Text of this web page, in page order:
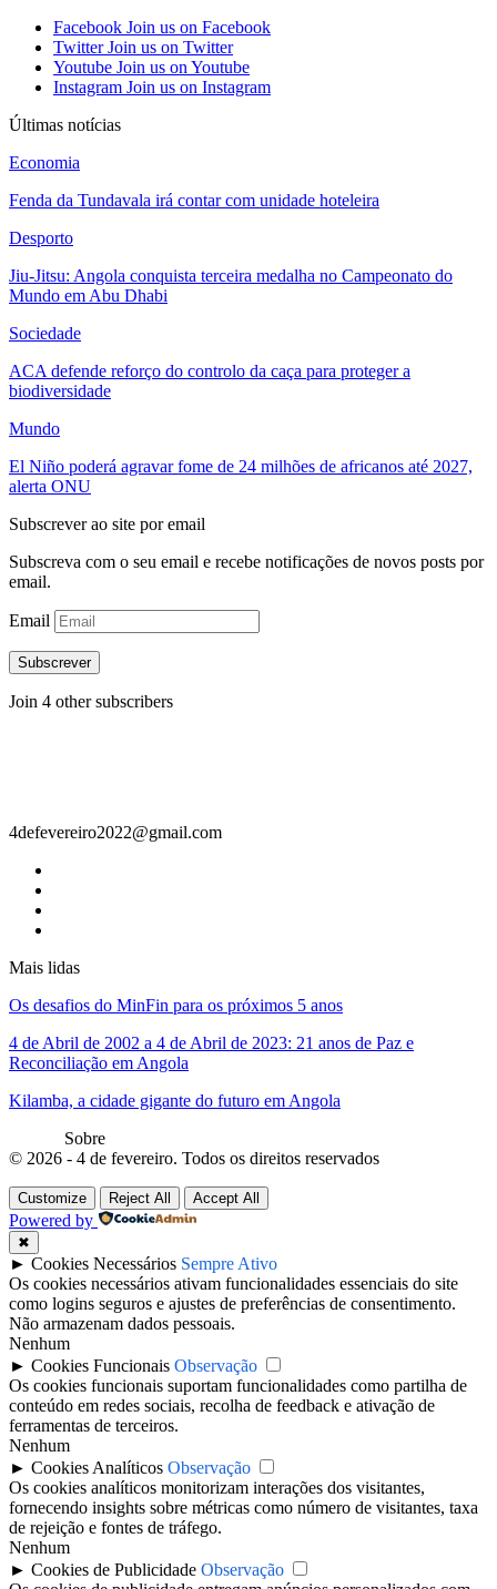
Facebook Join us on Facebook
Twitter Join us on Twitter
Youtube Join us on Youtube
Instagram Join us on Instagram
Últimas notícias
Economia
Fenda da Tundavala irá contar com unidade hoteleira
Desporto
Jiu-Jitsu: Angola conquista terceira medalha no Campeonato do
Mundo em Abu Dhabi
Sociedade
ACA defende reforço do controlo da caça para proteger a
biodiversidade
Mundo
El Niño poderá agravar fome de 24 milhões de africanos até 2027,
alerta ONU
Subscrever ao site por email
Subscreva com o seu email e recebe notificações de novos posts por
email.
Email
Subscrever
Join 4 other subscribers
4defevereiro2022@gmail.com
Mais lidas
Os desafios do MinFin para os próximos 5 anos
4 de Abril de 2002 a 4 de Abril de 2023: 21 anos de Paz e
Reconciliação em Angola
Kilamba, a cidade gigante do futuro em Angola
Sobre
© 2026 - 4 de fevereiro. Todos os direitos reservados
Customize Reject All Accept All
Powered by
✖
► Cookies Necessários Sempre Ativo
Os cookies necessários ativam funcionalidades essenciais do site
como logins seguros e ajustes de preferências de consentimento.
Não armazenam dados pessoais.
Nenhum
► Cookies Funcionais Observação
Os cookies funcionais suportam funcionalidades como partilha de
conteúdo em redes sociais, recolha de feedback e ativação de
ferramentas de terceiros.
Nenhum
► Cookies Analíticos Observação
Os cookies analíticos monitorizam interações dos visitantes,
fornecendo insights sobre métricas como número de visitantes, taxa
de rejeição e fontes de tráfego.
Nenhum
► Cookies de Publicidade Observação